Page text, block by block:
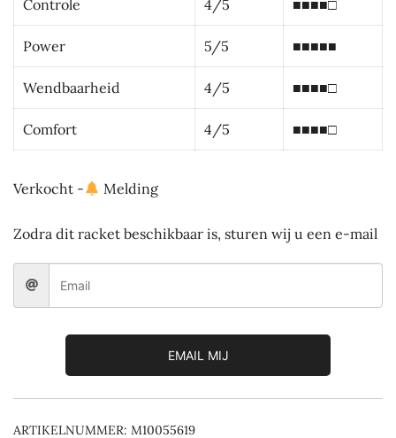
Controle 4/5 ■■■■□
Power 5/5 ■■■■■
Wendbaarheid 4/5 ■■■■□
Comfort 4/5 ■■■■□
Verkocht - Melding
Zodra dit racket beschikbaar is, sturen wij u een e-mail
EMAIL MIJ
ARTIKELNUMMER: M10055619